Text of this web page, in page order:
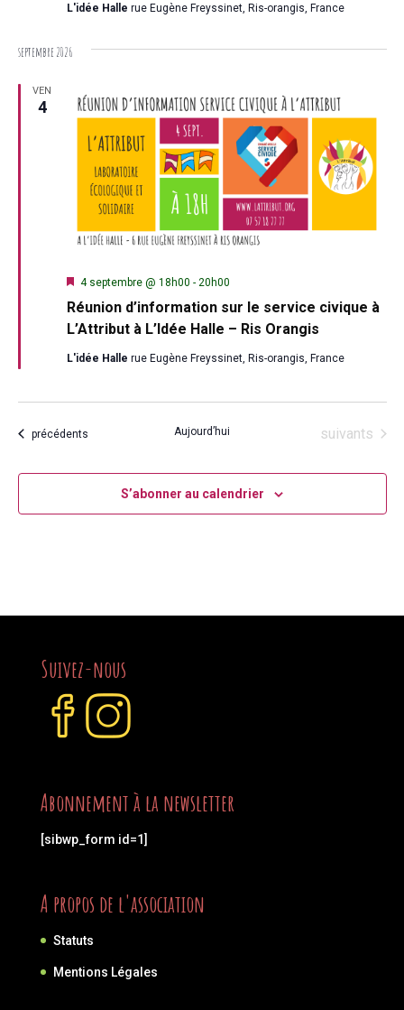
L'idée Halle rue Eugène Freyssinet, Ris-orangis, France
septembre 2026
VEN
4
Réunion d’information sur le service civique à
L’Attribut à L’Idée Halle – Ris Orangis
Mis
avant
4 septembre @ 18h00 - 20h00
L'idée Halle rue Eugène Freyssinet, Ris-orangis, France
Évènements
précédents Aujourd’hui Évènements
suivants
S’abonner au calendrier
Suivez-nous
Abonnement à la newsletter
[sibwp_form id=1]
A propos de l'association
Statuts
Mentions Légales